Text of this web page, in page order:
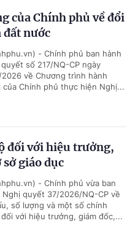
của Chính phủ về đổi
nước
- Chính phủ ban hành
số 217/NQ-CP ngày
về Chương trình hành
của Chính phủ thực hiện Nghị...
đối với hiệu trưởng,
giáo dục
- Chính phủ vừa ban
Nghị quyết 37/2026/NQ-CP về
số lượng và một số chính
đối với hiệu trưởng, giám đốc,...